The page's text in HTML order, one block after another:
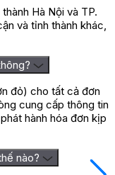
Hà Nội và TP.
và tỉnh thành khác,
đỏ) cho tất cả đơn
cung cấp thông tin
hành hóa đơn kịp
nào?